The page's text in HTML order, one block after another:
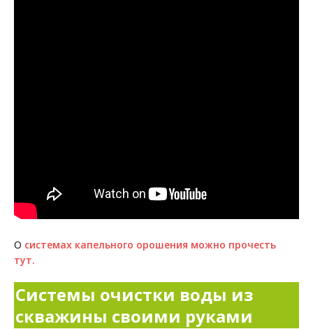
О системах капельного орошения можно прочесть
тут.
Системы очистки воды из
скважины своими руками